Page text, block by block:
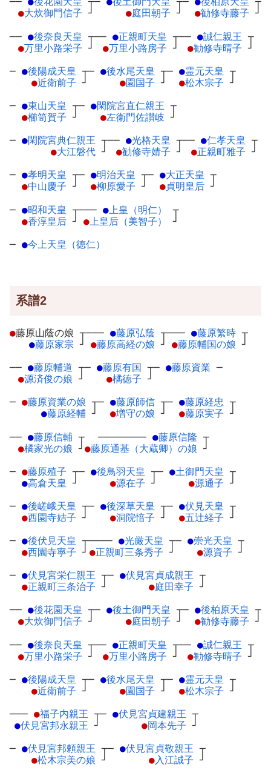
●大炊御門信子 ┘
●庭田朝子 ┘
●勧修寺藤子 ┘
── ●後奈良天皇 ┬
●万里小路栄子 ┘
── ●正親町天皇 ┬
●万里小路房子 ┘
── ●誠仁親王 ┬
●勧修寺晴子 ┘
─ ●後陽成天皇 ┬
●近衛前子 ┘
─ ●後水尾天皇 ┬
●園国子 ┘
─ ●霊元天皇 ┬
●松木宗子 ┘
─ ●東山天皇 ┬
●櫛笥賀子 ┘
─ ●閑院宮直仁親王 ┬
●左衛門佐讃岐 ┘
─ ●閑院宮典仁親王 ┬
●大江磐代 ┘
── ●光格天皇 ┬
●勧修寺婧子 ┘
── ●仁孝天皇 ┬
●正親町雅子 ┘
─ ●孝明天皇 ┬
●中山慶子 ┘
─ ●明治天皇 ┬
●柳原愛子 ┘
─ ●大正天皇 ┬
●貞明皇后 ┘
─ ●昭和天皇 ┬
●香淳皇后 ┘
─── ● 上皇（明仁）
┬
● 上皇后（美智子） ┘
─ ●今上天皇（徳仁）
系譜2
●藤原山蔭の娘 ┬
●藤原家宗 ┘
─── ●藤原弘蔭 ┬
●藤原高経の娘 ┘
─── ●藤原繁時 ┬
●藤原輔国の娘 ┘
── ●藤原輔道 ┬
●源済俊の娘 ┘
─ ●藤原有国 ┬
●橘徳子 ┘
─ ●藤原資業 ─
─ ●藤原資業の娘 ┬
●藤原経輔 ┘
─ ●藤原師信 ┬
●増守の娘 ┘
─ ●藤原経忠 ┬
●藤原実子 ┘
── ●藤原信輔 ┬
●橘家光の娘 ┘
──────── ●藤原信隆 ┬
●藤原通基（大蔵卿）の娘 ┘
─ ●藤原殖子 ┬
●高倉天皇 ┘
─ ●後鳥羽天皇 ┬
●源在子 ┘
─ ●土御門天皇 ┬
●源通子 ┘
─ ●後嵯峨天皇 ┬
●西園寺姞子 ┘
─ ●後深草天皇 ┬
●洞院愔子 ┘
─ ●伏見天皇 ┬
●五辻経子 ┘
─ ●後伏見天皇 ┬
●西園寺寧子 ┘
──── ●光厳天皇 ┬
●正親町三条秀子 ┘
─ ●崇光天皇 ┬
●源資子 ┘
─ ●伏見宮栄仁親王 ┬
●正親町三条治子 ┘
─ ●伏見宮貞成親王 ┬
●庭田幸子 ┘
── ●後花園天皇 ┬
●大炊御門信子 ┘
─ ●後土御門天皇 ┬
●庭田朝子 ┘
─ ●後柏原天皇 ┬
●勧修寺藤子 ┘
── ●後奈良天皇 ┬
●万里小路栄子 ┘
── ●正親町天皇 ┬
●万里小路房子 ┘
── ●誠仁親王 ┬
●勧修寺晴子 ┘
─ ●後陽成天皇 ┬
●近衛前子 ┘
─ ●後水尾天皇 ┬
●園国子 ┘
─ ●霊元天皇 ┬
●松木宗子 ┘
─── ●福子内親王 ┬
●伏見宮邦永親王 ┘
─ ●伏見宮貞建親王 ┬
●岡本先子 ┘
─ ●伏見宮邦頼親王 ┬
●松木宗美の娘 ┘
─ ●伏見宮貞敬親王 ┬
●入江誠子 ┘